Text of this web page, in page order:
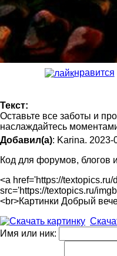
нравится
Текст:
Оставьте все заботы и
наслаждайтесь
Добавил(а): Karina. 2023-
Код для форумов, блогов
<a href='https://
src='https://textopics.ru/
<br>Картинки Добрый
Имя или ник: